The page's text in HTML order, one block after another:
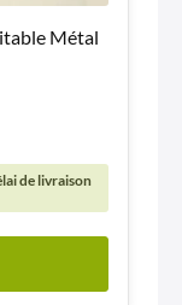
Métal
de livraison